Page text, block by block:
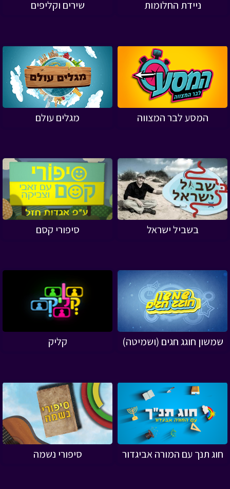
ניידת החלומות שירים וקליפים
המסע לבר המצווה מגלים עולם
בשביל ישראל סיפורי קסם
שמשון חוגג חגים (ושמיטה) קליק
חוג תנך עם המורה אביגדור סיפורי נשמה